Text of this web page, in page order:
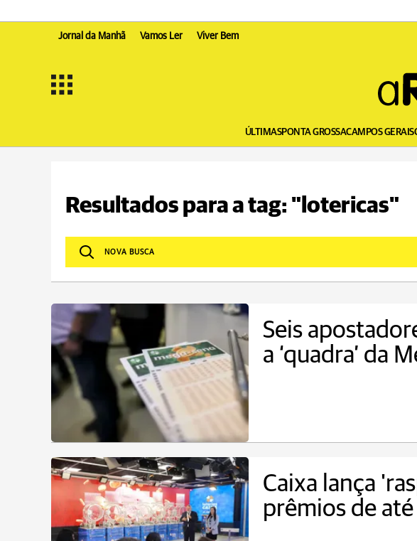
Jornal da Manhã Vamos Ler Viver Bem
ÚLTIMASPONTA GROSSACAMPOS GERAIS
Resultados para a tag: "lotericas"
Seis
a ‘quadra’ da
Caixa lança
prêmios de